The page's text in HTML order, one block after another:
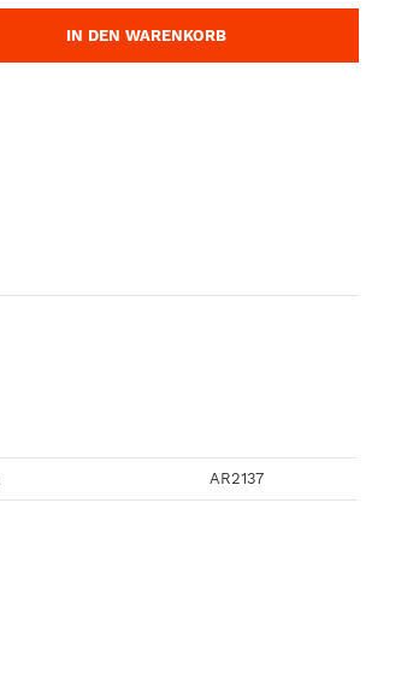
IN DEN WARENKORB
AR2137